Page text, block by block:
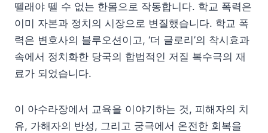
뗄래야 뗄 수 없는 한몸으로 작동합니다. 학교 폭력은
이미 자본과 정치의 시장으로 변질했습니다. 학교 폭
력은 변호사의 블루오션이고, ‘더 글로리’의 착시효과
속에서 정치화한 당국의 합법적인 저질 복수극의 재
료가 되었습니다.
이 아수라장에서 교육을 이야기하는 것, 피해자의 치
유, 가해자의 반성, 그리고 궁극에서 온전한 회복을